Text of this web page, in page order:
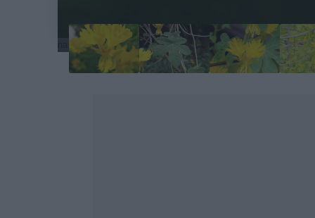
nasturcja-kanarkowa-1